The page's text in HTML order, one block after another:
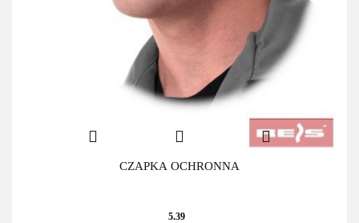
CZAPKA OCHRONNA
5.39